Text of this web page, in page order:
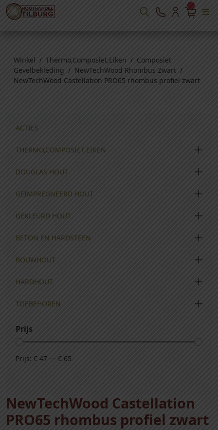
Winkel / Thermo,Composiet,Eiken / Composiet
Gevelbekleding / NewTechWood Rhombus Zwart /
NewTechWood Castellation PRO65 rhombus profiel zwart
ACTIES
THERMO,COMPOSIET,EIKEN
DOUGLAS HOUT
GEÏMPREGNEERD HOUT
GEKLEURD HOUT
BETON EN HARDSTEEN
BOUWHOUT
HARDHOUT
TOEBEHOREN
Prijs
Prijs: € 47 — € 65
NewTechWood Castellation
PRO65 rhombus profiel zwart